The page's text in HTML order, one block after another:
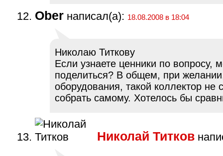
Ober написал(а): 18.08.2008 в 18:04
Николаю Титкову
Если узнаете ценники по вопросу,
поделиться? В общем, при
оборудования, такой коллектор не
собрать самому. Хотелось бы
Николай Титков